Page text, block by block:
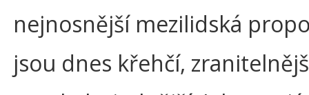
nejnosnější mezilidská
jsou dnes křehčí,